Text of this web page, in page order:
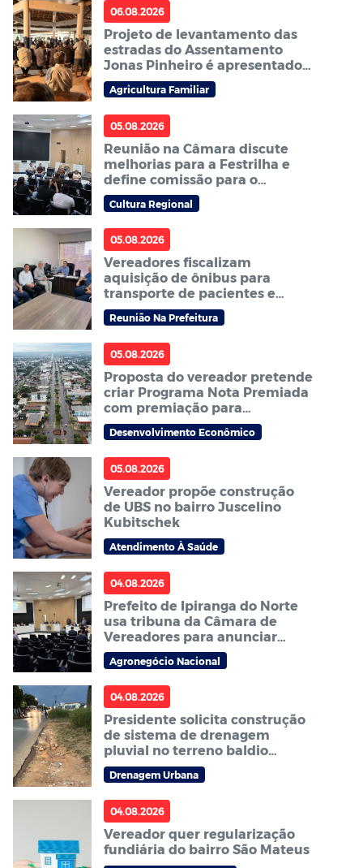
06.08.2026
Projeto de levantamento das
estradas do Assentamento
Jonas Pinheiro é apresentado à
comunidade em reunião
Agricultura Familiar
05.08.2026
Reunião na Câmara discute
melhorias para a Festrilha e
define comissão para o
próximo ano
Cultura Regional
05.08.2026
Vereadores fiscalizam
aquisição de ônibus para
transporte de pacientes e
cobram agilidade no processo
Reunião Na Prefeitura
05.08.2026
Proposta do vereador pretende
criar Programa Nota Premiada
com premiação para
consumidores em Sorriso
Desenvolvimento Econômico
05.08.2026
Vereador propõe construção
de UBS no bairro Juscelino
Kubitschek
Atendimento À Saúde
04.08.2026
Prefeito de Ipiranga do Norte
usa tribuna da Câmara de
Vereadores para anunciar
Abertura Nacional do Plantio
da Soja 2026/27
Agronegócio Nacional
04.08.2026
Presidente solicita construção
de sistema de drenagem
pluvial no terreno baldio
localizado ao lado da
Faculdade Fasipe
Drenagem Urbana
04.08.2026
Vereador quer regularização
fundiária do bairro São Mateus